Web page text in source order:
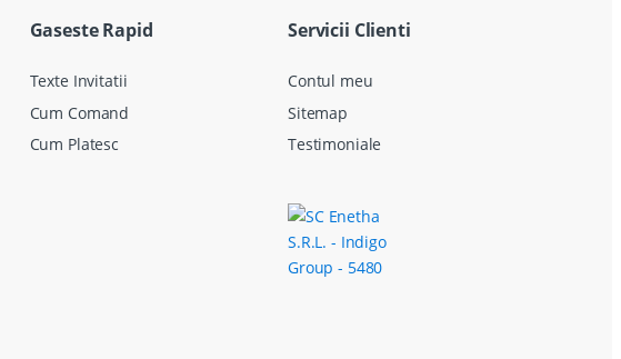
Gaseste Rapid
Texte Invitatii
Cum Comand
Cum Platesc
Servicii Clienti
Contul meu
Sitemap
Testimoniale